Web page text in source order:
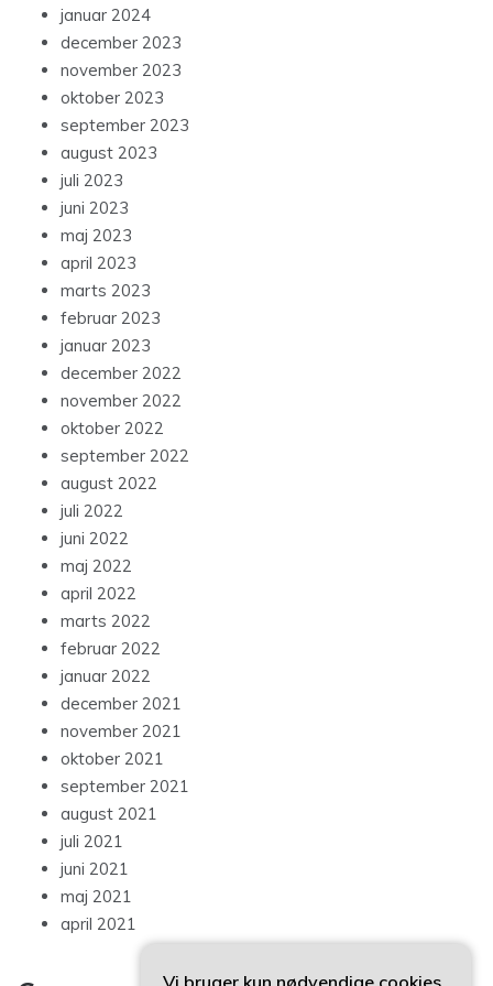
januar 2024
december 2023
november 2023
oktober 2023
september 2023
august 2023
juli 2023
juni 2023
maj 2023
april 2023
marts 2023
februar 2023
januar 2023
december 2022
november 2022
oktober 2022
september 2022
august 2022
juli 2022
juni 2022
maj 2022
april 2022
marts 2022
februar 2022
januar 2022
december 2021
november 2021
oktober 2021
september 2021
august 2021
juli 2021
juni 2021
maj 2021
april 2021
Vi bruger kun nødvendige cookies